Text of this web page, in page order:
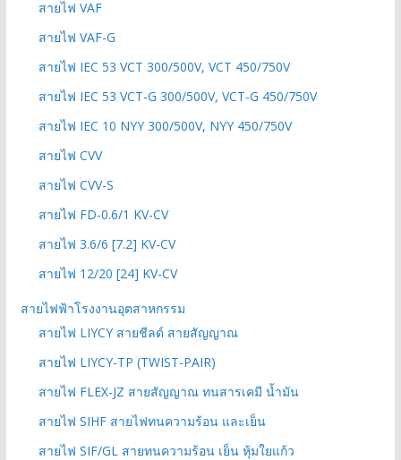
สายไฟ VAF
สายไฟ VAF-G
สายไฟ IEC 53 VCT 300/500V, VCT 450/750V
สายไฟ IEC 53 VCT-G 300/500V, VCT-G 450/750V
สายไฟ IEC 10 NYY 300/500V, NYY 450/750V
สายไฟ CVV
สายไฟ CVV-S
สายไฟ FD-0.6/1 KV-CV
สายไฟ 3.6/6 [7.2] KV-CV
สายไฟ 12/20 [24] KV-CV
สายไฟฟ้าโรงงานอุตสาหกรรม
สายไฟ LIYCY สายชีลด์ สายสัญญาณ
สายไฟ LIYCY-TP (TWIST-PAIR)
สายไฟ FLEX-JZ สายสัญญาณ ทนสารเคมี น้ำมัน
สายไฟ SIHF สายไฟทนความร้อน และเย็น
สายไฟ SIF/GL สายทนความร้อน เย็น หุ้มใยแก้ว